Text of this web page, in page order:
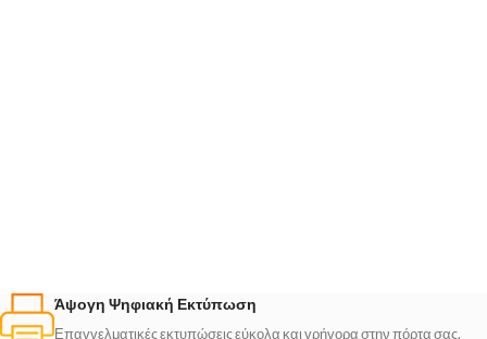
Άψογη Ψηφιακή Εκτύπωση
Επαγγελματικές εκτυπώσεις εύκολα και γρήγορα στην πόρτα σας.